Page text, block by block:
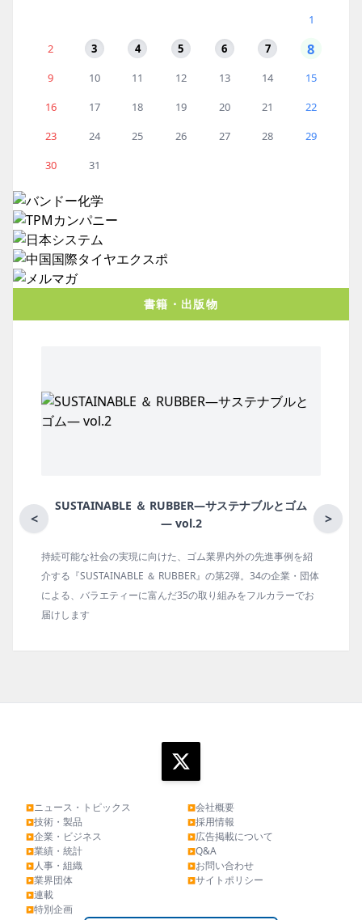
1
2
3 4 5 6 7 8
9 10 11 12 13 14
15
16
17 18 19 20 21
22
23
24 25 26 27 28
29
30
31
書籍・出版物
< >
サステナブルとゴム
業界内外の先進事例を紹
』の第2弾。34の企業・団体
り組みをフルカラーでお
月刊ラバーインダスト
ゴム報知新聞の姉妹誌。ゴム・エラス
の動向、新製品・技術、原材料動向、
タビュー、海外企業情報、統計などを
▶ニュース・トピックス
▶技術・製品
▶企業・ビジネス
▶業績・統計
▶人事・組織
▶業界団体
▶連載
▶特別企画
▶会社概要
▶採用情報
▶広告掲載について
▶Q&A
▶お問い合わせ
▶サイトポリシー